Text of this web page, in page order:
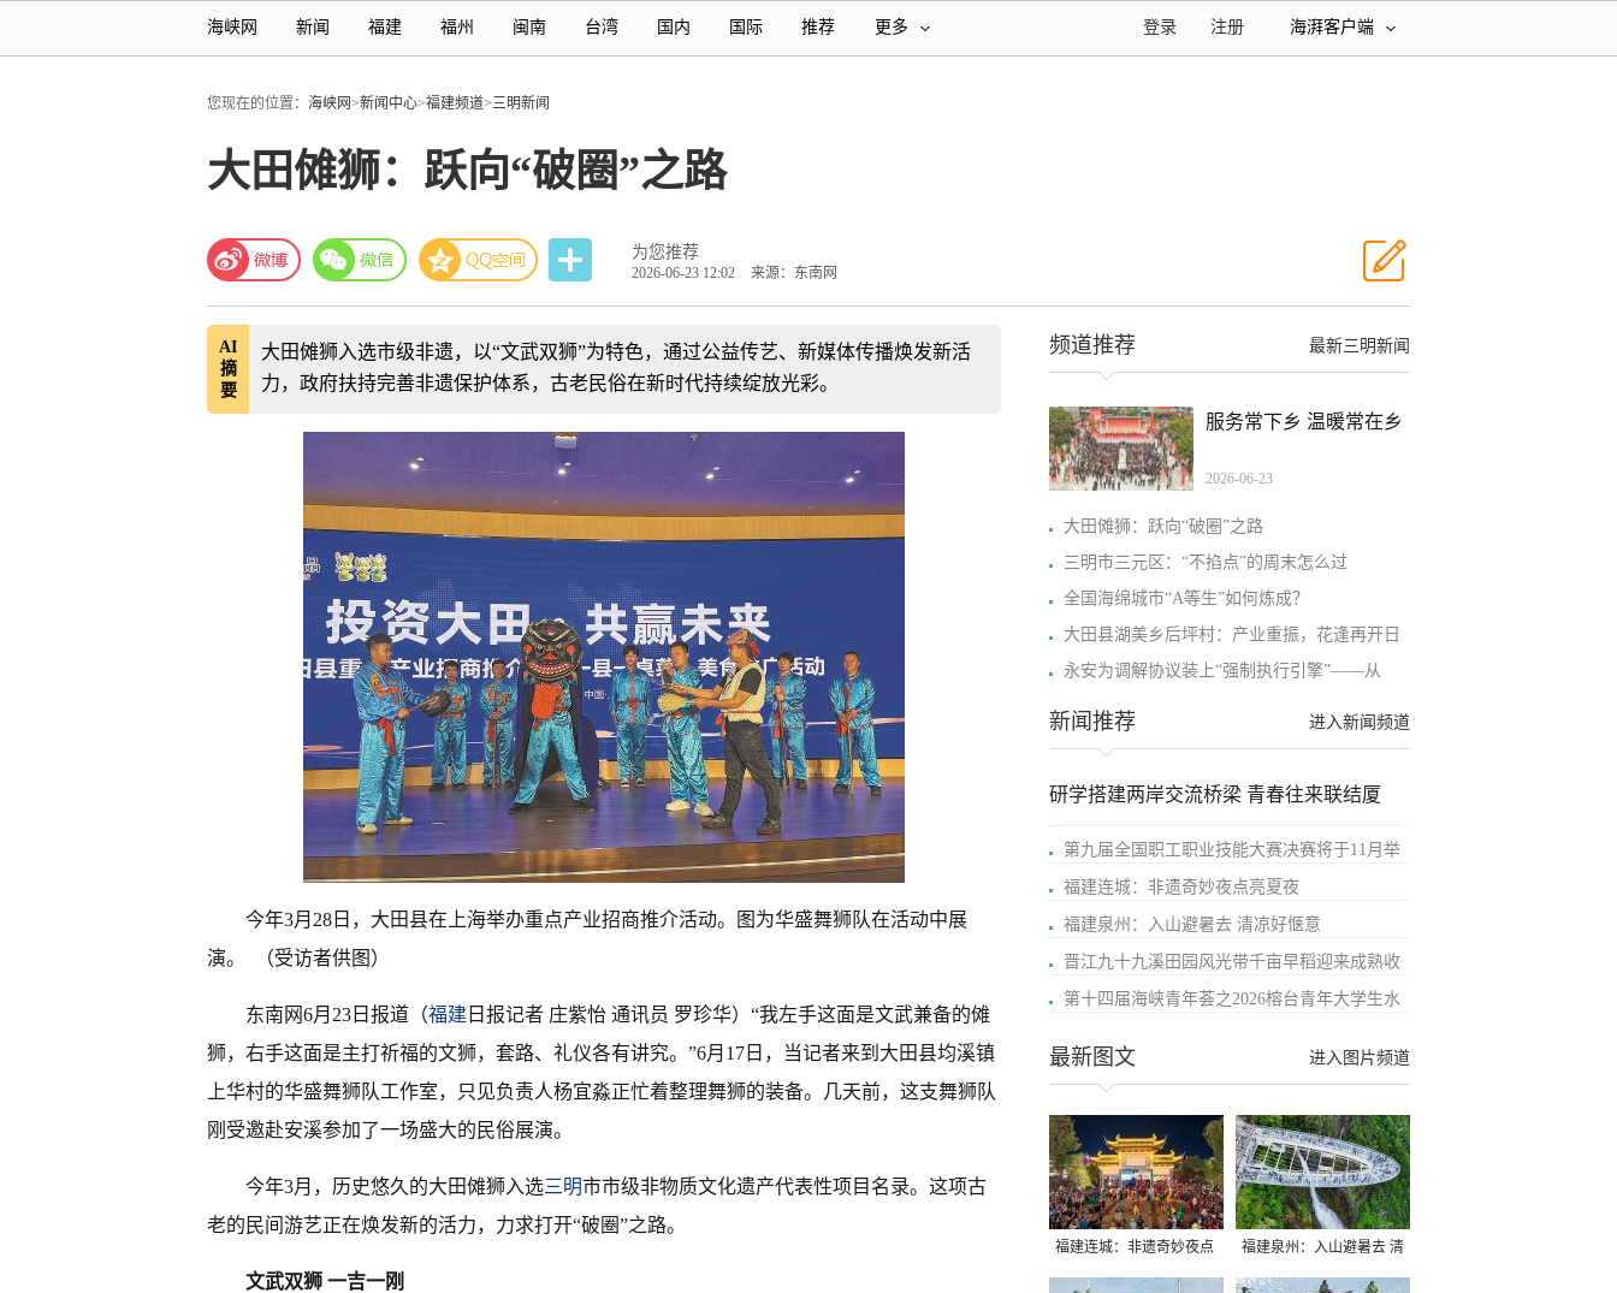
海峡网 新闻 福建 福州 闽南 台湾 国内 国际 推荐 更多 海湃客户端
注册
登录
您现在的位置： 海峡网>新闻中心>福建频道>三明新闻
大田傩狮：跃向“破圈”之路
为您推荐
2026-06-23 12:02 来源：东南网
AI
摘
要
大田傩狮入选市级非遗，以“文武双狮”为特色，通过公益传艺、新媒体传播焕发新活
力，政府扶持完善非遗保护体系，古老民俗在新时代持续绽放光彩。
今年3月28日，大田县在上海举办重点产业招商推介活动。图为华盛舞狮队在活动中展
演。 （受访者供图）
东南网6月23日报道（福建 日报记者 庄紫怡 通讯员 罗珍华） “我左手这面是文武兼备的傩
狮，右手这面是主打祈福的文狮，套路、礼仪各有讲究。”6月17日，当记者来到大田县均溪镇
上华村的华盛舞狮队工作室，只见负责人杨宜淼正忙着整理舞狮的装备。几天前，这支舞狮队
刚受邀赴安溪参加了一场盛大的民俗展演。
今年3月，历史悠久的大田傩狮入选三明市市级非物质文化遗产代表性项目名录。这项古
老的民间游艺正在焕发新的活力，力求打开“破圈”之路。
文武双狮 一吉一刚
最新三明新闻
频道推荐
服务常下乡 温暖常在乡
2026-06-23
大田傩狮：跃向“破圈”之路
三明市三元区：“不掐点”的周末怎么过
全国海绵城市“A等生”如何炼成？
大田县湖美乡后坪村：产业重振，花逢再开日
永安为调解协议装上“强制执行引擎”——从
进入新闻频道
新闻推荐
研学搭建两岸交流桥梁 青春往来联结厦
第九届全国职工职业技能大赛决赛将于11月举
福建连城：非遗奇妙夜点亮夏夜
福建泉州：入山避暑去 清凉好惬意
晋江九十九溪田园风光带千亩早稻迎来成熟收
第十四届海峡青年荟之2026榕台青年大学生水
进入图片频道
最新图文
福建连城：非遗奇妙夜点
亮夏夜
福建泉州：入山避暑去 清
凉好惬意